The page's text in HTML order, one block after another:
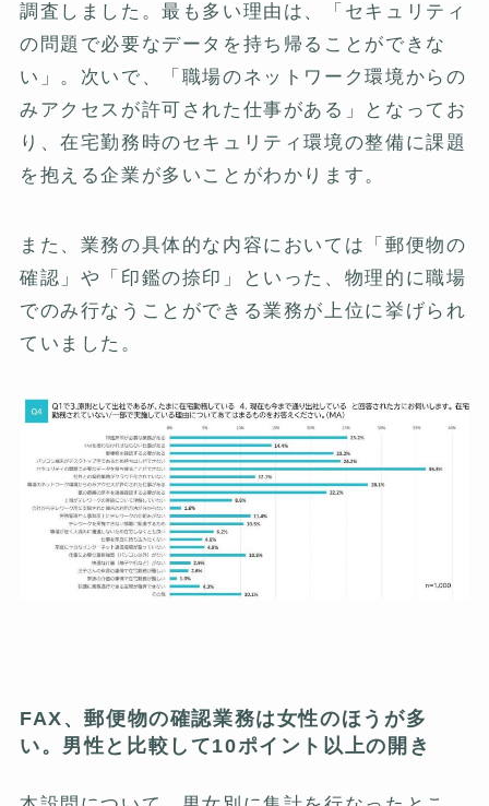
調査しました。最も多い理由は、「セキュリティ
の問題で必要なデータを持ち帰ることができな
い」。次いで、「職場のネットワーク環境からの
みアクセスが許可された仕事がある」となってお
り、在宅勤務時のセキュリティ環境の整備に課題
を抱える企業が多いことがわかります。
また、業務の具体的な内容においては「郵便物の
確認」や「印鑑の捺印」といった、物理的に職場
でのみ行なうことができる業務が上位に挙げられ
ていました。
FAX、郵便物の確認業務は女性のほうが多
い。男性と比較して10ポイント以上の開き